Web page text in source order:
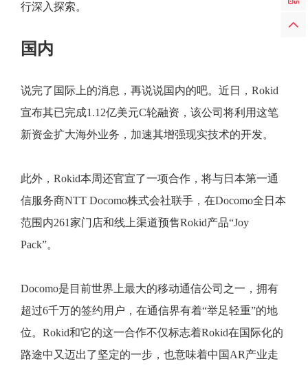
行深入探索。
国内
说完了国际上的消息，再说说国内的吧。近日，Rokid
宣布其已完成1.12亿美元C轮融资，该公司将利用这笔
新资金扩大海外业务，加速其增强现实技术的开发。
此外，Rokid本周还官宣了一项合作，将与日本第一通
信服务商NTT Docomo株式会社联手，在Docomo全日本
范围内261家门店和线上渠道预售Rokid产品“Joy
Pack”。
Docomo是目前世界上最大的移动通信公司之一，拥有
超过6千万的签约用户，在通信界有着“举足轻重”的地
位。Rokid和它的这一合作不仅标志着Rokid在国际化的
路途中又迈出了坚定的一步，也意味着中国AR产业走